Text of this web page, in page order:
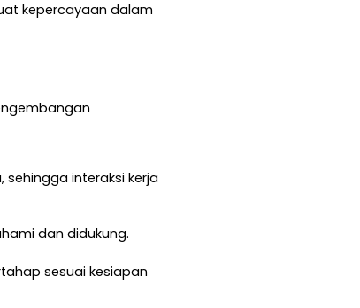
kepercayaan dalam
dan didukung.
sesuai kesiapan